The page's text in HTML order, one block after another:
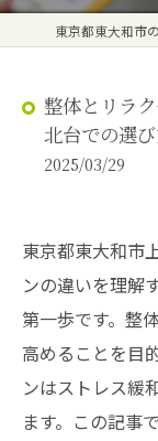
整体とリラ
北台での選
2025/03/29
東京都東大和市
ンの違いを理解
第一歩です。整
高めることを目
ンはストレス緩
ます。この記事